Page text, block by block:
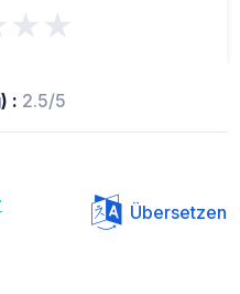
: 2.5/5
Übersetzen